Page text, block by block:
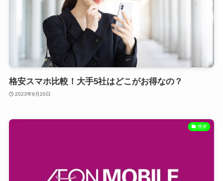
格安スマホ比較！大手5社はどこがお得なの？
2023年9月20日
携帯